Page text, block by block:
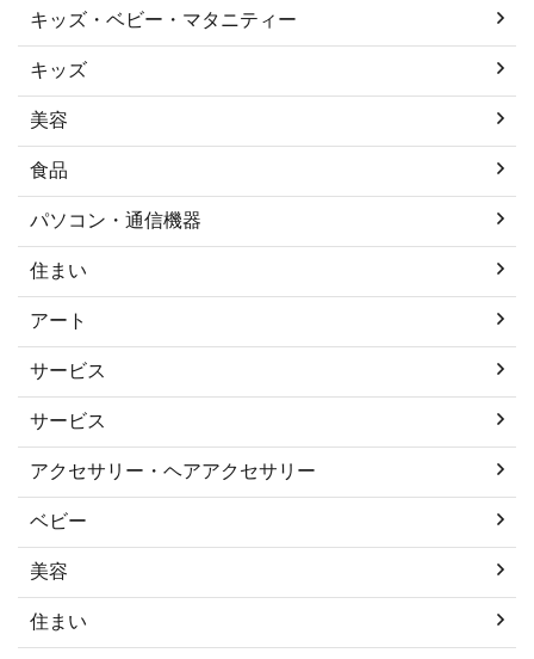
キッズ・ベビー・マタニティー
キッズ
美容
食品
パソコン・通信機器
住まい
アート
サービス
サービス
アクセサリー・ヘアアクセサリー
ベビー
美容
住まい